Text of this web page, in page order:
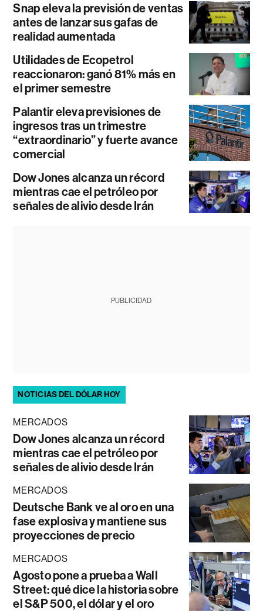
Snap eleva la previsión de ventas
antes de lanzar sus gafas de
realidad aumentada
Utilidades de Ecopetrol
reaccionaron: ganó 81% más en
el primer semestre
Palantir eleva previsiones de
ingresos tras un trimestre
“extraordinario” y fuerte avance
comercial
Dow Jones alcanza un récord
mientras cae el petróleo por
señales de alivio desde Irán
PUBLICIDAD
NOTICIAS DEL DÓLAR HOY
MERCADOS
Dow Jones alcanza un récord
mientras cae el petróleo por
señales de alivio desde Irán
MERCADOS
Deutsche Bank ve al oro en una
fase explosiva y mantiene sus
proyecciones de precio
MERCADOS
Agosto pone a prueba a Wall
Street: qué dice la historia sobre
el S&P 500, el dólar y el oro